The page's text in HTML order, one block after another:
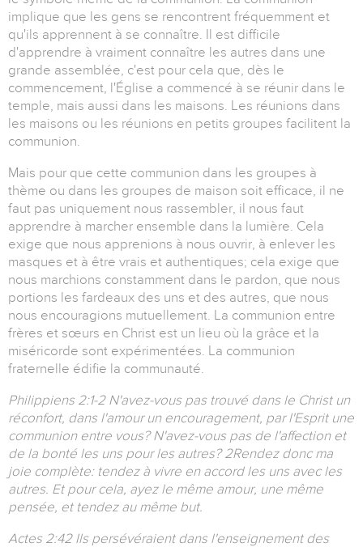
implique que les gens se rencontrent fréquemment et
qu'ils apprennent à se connaître. Il est difficile
d'apprendre à vraiment connaître les autres dans une
grande assemblée, c'est pour cela que, dès le
commencement, l'Église a commencé à se réunir dans le
temple, mais aussi dans les maisons. Les réunions dans
les maisons ou les réunions en petits groupes facilitent la
communion.
Mais pour que cette communion dans les groupes à
thème ou dans les groupes de maison soit efficace, il ne
faut pas uniquement nous rassembler, il nous faut
apprendre à marcher ensemble dans la lumière. Cela
exige que nous apprenions à nous ouvrir, à enlever les
masques et à être vrais et authentiques; cela exige que
nous marchions constamment dans le pardon, que nous
portions les fardeaux des uns et des autres, que nous
nous encouragions mutuellement. La communion entre
frères et sœurs en Christ est un lieu où la grâce et la
miséricorde sont expérimentées. La communion
fraternelle édifie la communauté.
Philippiens 2:1-2 N'avez-vous pas trouvé dans le Christ un
réconfort, dans l'amour un encouragement, par l'Esprit une
communion entre vous? N'avez-vous pas de l'affection et
de la bonté les uns pour les autres? 2Rendez donc ma
joie complète: tendez à vivre en accord les uns avec les
autres. Et pour cela, ayez le même amour, une même
pensée, et tendez au même but.
Actes 2:42 Ils persévéraient dans l'enseignement des